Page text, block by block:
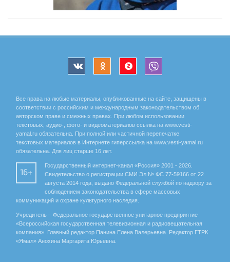
Все права на любые материалы, опубликованные на сайте, защищены в
соответствии с российским и международным законодательством об
авторском праве и смежных правах. При любом использовании
текстовых, аудио-, фото- и видеоматериалов ссылка на www.vesti-
yamal.ru обязательна. При полной или частичной перепечатке
текстовых материалов в Интернете гиперссылка на www.vesti-yamal.ru
обязательна. Для лиц старше 16 лет.
16+
Государственный интернет-канал «Россия» 2001 - 2026.
Свидетельство о регистрации СМИ Эл № ФС 77-59166 от 22
августа 2014 года, выдано Федеральной службой по надзору за
соблюдением законодательства в сфере массовых
коммуникаций и охране культурного наследия.
Учредитель – Федеральное государственное унитарное предприятие
«Всероссийская государственная телевизионная и радиовещательная
компания». Главный редактор Панина Елена Валерьевна. Редактор ГТРК
«Ямал» Анохина Маргарита Юрьевна.